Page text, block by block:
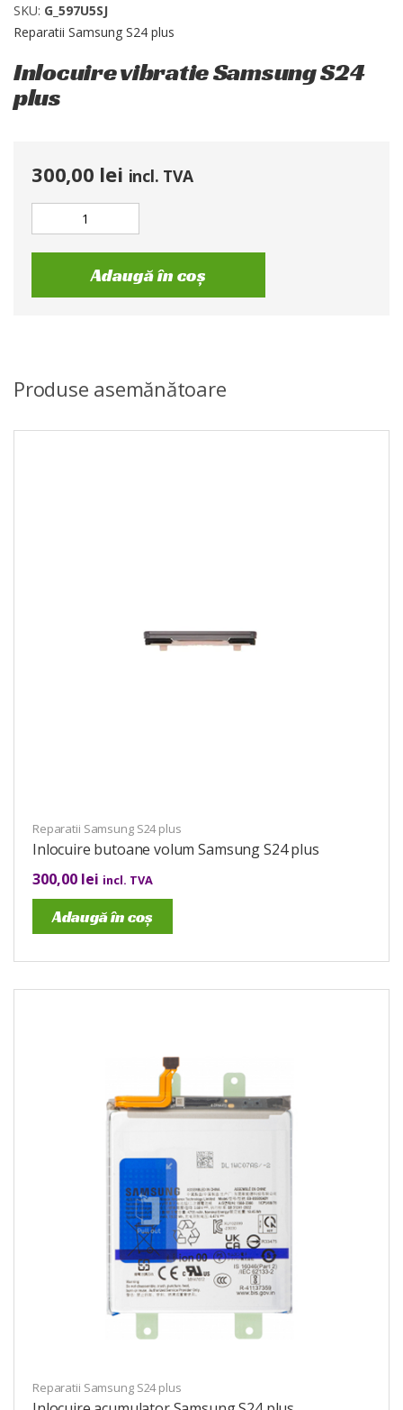
SKU: G_597U5SJ
Reparatii Samsung S24 plus
Inlocuire vibratie Samsung S24
plus
300,00 lei incl. TVA
Adaugă în coș
Produse asemănătoare
Reparatii Samsung S24 plus
Inlocuire butoane volum Samsung S24 plus
300,00 lei incl. TVA
Adaugă în coș
Reparatii Samsung S24 plus